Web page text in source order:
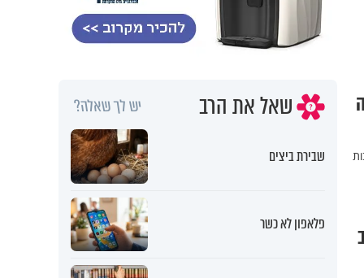
שאל את הרב יש לך שאלה?
שבירת ביצים
פלאפון לא כשר